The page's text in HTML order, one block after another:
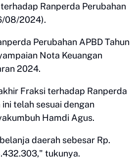
Ranperda Perubahan
08/2024).
Perubahan APBD Tahun
Nota Keuangan
2024.
Fraksi terhadap Ranperda
telah sesuai dengan
Hamdi Agus.
daerah sebesar Rp.
tukunya.